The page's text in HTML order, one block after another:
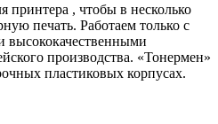
принтера , чтобы в несколько
печать. Работаем только с
высококачественными
производства. «Тонермен»
пластиковых корпусах.